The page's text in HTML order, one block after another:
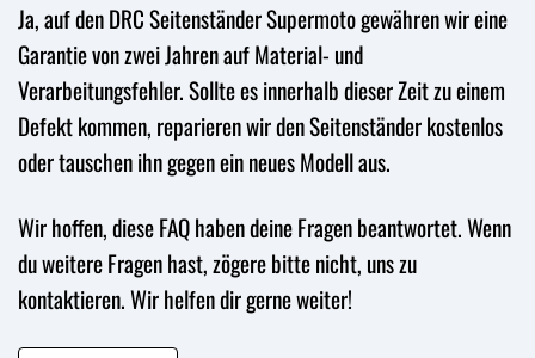
Ja, auf den DRC Seitenständer Supermoto gewähren wir eine
Garantie von zwei Jahren auf Material- und
Verarbeitungsfehler. Sollte es innerhalb dieser Zeit zu einem
Defekt kommen, reparieren wir den Seitenständer kostenlos
oder tauschen ihn gegen ein neues Modell aus.
Wir hoffen, diese FAQ haben deine Fragen beantwortet. Wenn
du weitere Fragen hast, zögere bitte nicht, uns zu
kontaktieren. Wir helfen dir gerne weiter!